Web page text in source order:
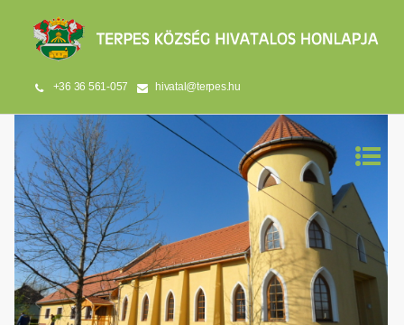
+36 36 561-057 hivatal@terpes.hu